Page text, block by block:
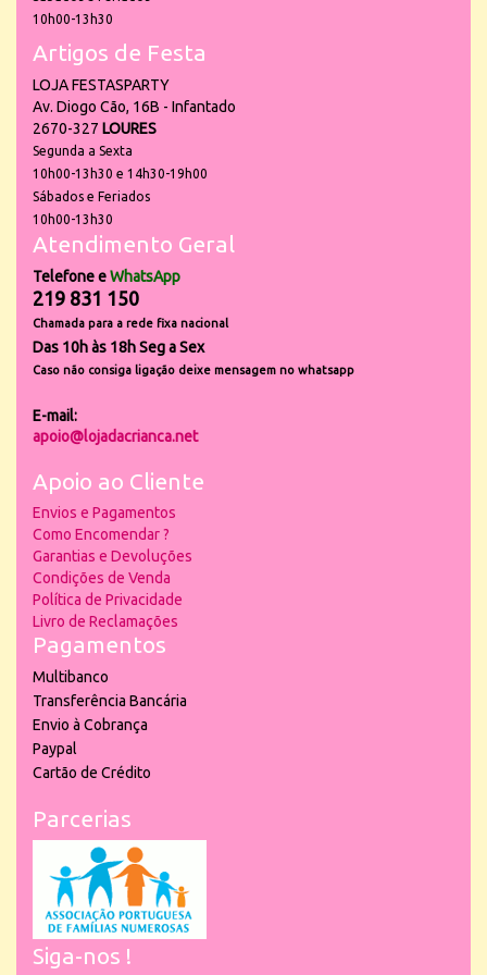
10h00-13h30
Artigos de Festa
LOJA FESTASPARTY
Av. Diogo Cão, 16B - Infantado
2670-327 LOURES
Segunda a Sexta
10h00-13h30 e 14h30-19h00
Sábados e Feriados
10h00-13h30
Atendimento Geral
Telefone eWhatsApp
219 831 150
Chamada para a rede fixa nacional
Das 10h às 18h Seg a Sex
Caso não consiga ligação deixe mensagem no whatsapp
E-mail:
apoio@lojadacrianca.net
Apoio ao Cliente
Envios e Pagamentos
Como Encomendar ?
Garantias e Devoluções
Condições de Venda
Política de Privacidade
Livro de Reclamações
Pagamentos
Multibanco
Transferência Bancária
Envio à Cobrança
Paypal
Cartão de Crédito
Parcerias
Siga-nos !